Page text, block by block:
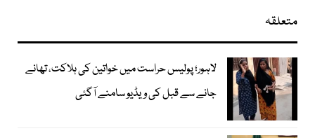
متعلقہ
لاہور؛ پولیس حراست میں خواتین کی ہلاکت، تھانے
جانے سے قبل کی ویڈیو سامنے آگئی